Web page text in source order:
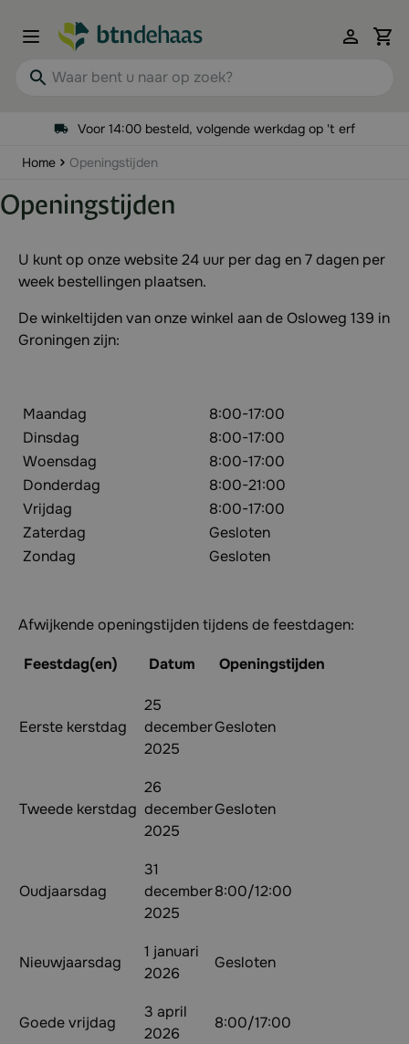
Waar bent u naar op zoek?
Voor 14:00 besteld, volgende werkdag op 't erf
Home Openingstijden
Openingstijden
U kunt op onze website 24 uur per dag en 7 dagen per
week bestellingen plaatsen.
De winkeltijden van onze winkel aan de Osloweg 139 in
Groningen zijn:
Maandag
8:00-17:00
Dinsdag
8:00-17:00
Woensdag
8:00-17:00
Donderdag
8:00-21:00
Vrijdag
8:00-17:00
Zaterdag
Gesloten
Zondag
Gesloten
Afwijkende openingstijden tijdens de feestdagen:
Feestdag(en) Datum Openingstijden
Eerste kerstdag
25
december
2025
Gesloten
Tweede kerstdag
26
december
2025
Gesloten
Oudjaarsdag
31
december
2025
8:00/12:00
Nieuwjaarsdag
1 januari
2026
Gesloten
Goede vrijdag
3 april
2026
8:00/17:00